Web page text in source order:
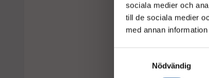
sociala medier och
till de sociala medier
med annan
Nödvändig
Wellpapp
Fr. 656,25 kr